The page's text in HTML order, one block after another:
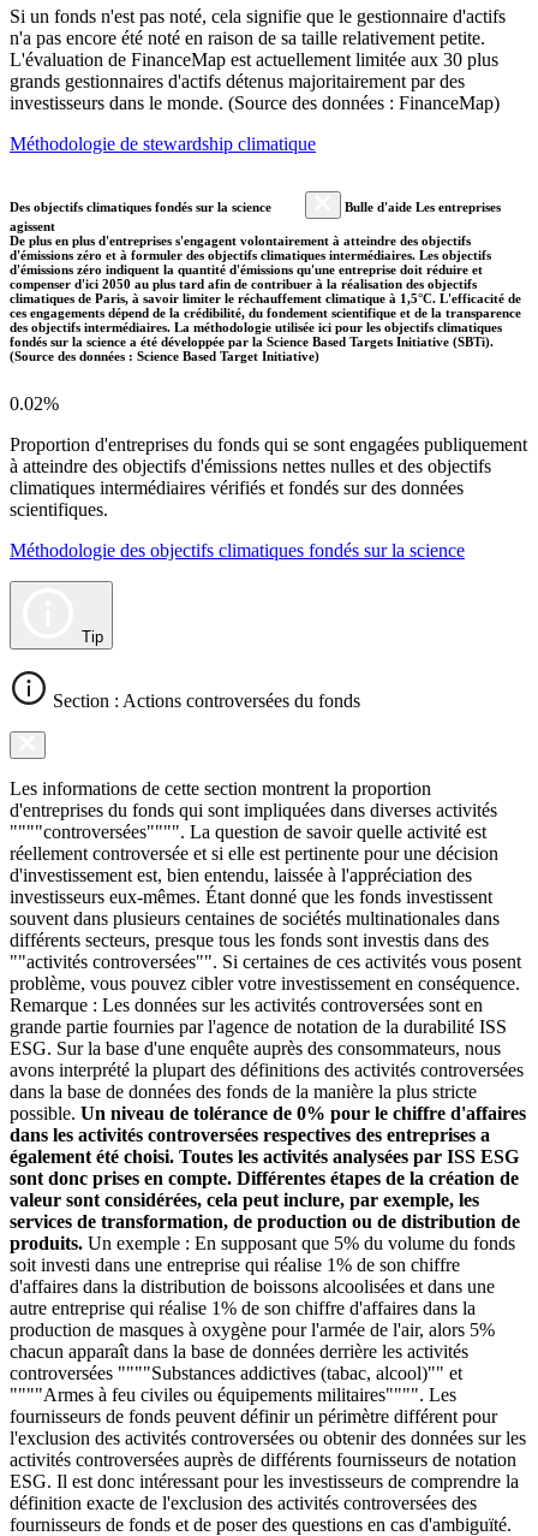
Si un fonds n'est pas noté, cela signifie que le gestionnaire d'actifs
n'a pas encore été noté en raison de sa taille relativement petite.
L'évaluation de FinanceMap est actuellement limitée aux 30 plus
grands gestionnaires d'actifs détenus majoritairement par des
investisseurs dans le monde. (Source des données : FinanceMap)
Méthodologie de stewardship climatique
Des objectifs climatiques fondés sur la science
Bulle d'aide Les entreprises
agissent
De plus en plus d'entreprises s'engagent volontairement à atteindre des objectifs
d'émissions zéro et à formuler des objectifs climatiques intermédiaires. Les objectifs
d'émissions zéro indiquent la quantité d'émissions qu'une entreprise doit réduire et
compenser d'ici 2050 au plus tard afin de contribuer à la réalisation des objectifs
climatiques de Paris, à savoir limiter le réchauffement climatique à 1,5°C. L'efficacité de
ces engagements dépend de la crédibilité, du fondement scientifique et de la transparence
des objectifs intermédiaires. La méthodologie utilisée ici pour les objectifs climatiques
fondés sur la science a été développée par la Science Based Targets Initiative (SBTi).
(Source des données : Science Based Target Initiative)
0.02%
Proportion d'entreprises du fonds qui se sont engagées publiquement
à atteindre des objectifs d'émissions nettes nulles et des objectifs
climatiques intermédiaires vérifiés et fondés sur des données
scientifiques.
Méthodologie des objectifs climatiques fondés sur la science
Tip
Section : Actions controversées du fonds
Les informations de cette section montrent la proportion
d'entreprises du fonds qui sont impliquées dans diverses activités
""""controversées"""". La question de savoir quelle activité est
réellement controversée et si elle est pertinente pour une décision
d'investissement est, bien entendu, laissée à l'appréciation des
investisseurs eux-mêmes. Étant donné que les fonds investissent
souvent dans plusieurs centaines de sociétés multinationales dans
différents secteurs, presque tous les fonds sont investis dans des
""activités controversées"". Si certaines de ces activités vous posent
problème, vous pouvez cibler votre investissement en conséquence.
Remarque : Les données sur les activités controversées sont en
grande partie fournies par l'agence de notation de la durabilité ISS
ESG. Sur la base d'une enquête auprès des consommateurs, nous
avons interprété la plupart des définitions des activités controversées
dans la base de données des fonds de la manière la plus stricte
possible. Un niveau de tolérance de 0% pour le chiffre d'affaires
dans les activités controversées respectives des entreprises a
également été choisi. Toutes les activités analysées par ISS ESG
sont donc prises en compte. Différentes étapes de la création de
valeur sont considérées, cela peut inclure, par exemple, les
services de transformation, de production ou de distribution de
produits. Un exemple : En supposant que 5% du volume du fonds
soit investi dans une entreprise qui réalise 1% de son chiffre
d'affaires dans la distribution de boissons alcoolisées et dans une
autre entreprise qui réalise 1% de son chiffre d'affaires dans la
production de masques à oxygène pour l'armée de l'air, alors 5%
chacun apparaît dans la base de données derrière les activités
controversées """"Substances addictives (tabac, alcool)"" et
""""Armes à feu civiles ou équipements militaires"""". Les
fournisseurs de fonds peuvent définir un périmètre différent pour
l'exclusion des activités controversées ou obtenir des données sur les
activités controversées auprès de différents fournisseurs de notation
ESG. Il est donc intéressant pour les investisseurs de comprendre la
définition exacte de l'exclusion des activités controversées des
fournisseurs de fonds et de poser des questions en cas d'ambiguïté.